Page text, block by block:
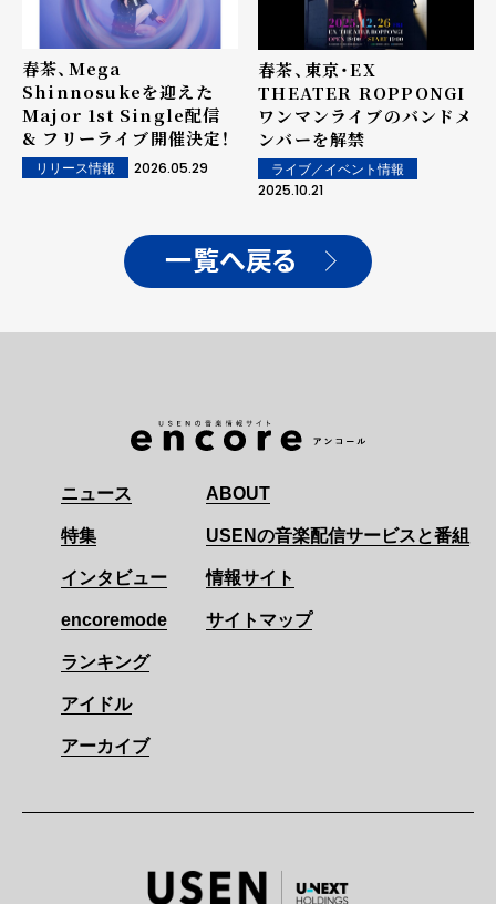
春茶、Mega
Shinnosukeを迎えた
Major 1st Single配信
& フリーライブ開催決定！
リリース情報 2026.05.29
春茶、東京・EX
THEATER ROPPONGI
ワンマンライブのバンドメ
ンバーを解禁
ライブ／イベント情報
2025.10.21
一覧へ戻る
ニュース
特集
インタビュー
encoremode
ランキング
アイドル
アーカイブ
ABOUT
USENの音楽配信サービスと番組
情報サイト
サイトマップ